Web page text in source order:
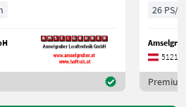
26 PS/
5121